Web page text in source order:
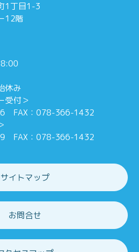
1丁目1-3
12階
休み
受付＞
FAX：078-366-1432
FAX：078-366-1432
サイトマップ
お問合せ